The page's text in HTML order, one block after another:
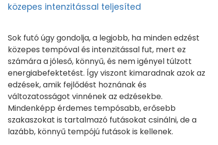
közepes intenzitással teljesíted
Sok futó úgy gondolja, a legjobb, ha minden edzést
közepes tempóval és intenzitással fut, mert ez
számára a jóleső, könnyű, és nem igényel túlzott
energiabefektetést. Így viszont kimaradnak azok az
edzések, amik fejlődést hoznának és
változatosságot vinnének az edzésekbe.
Mindenképp érdemes tempósabb, erősebb
szakaszokat is tartalmazó futásokat csinálni, de a
lazább, könnyű tempójú futások is kellenek.